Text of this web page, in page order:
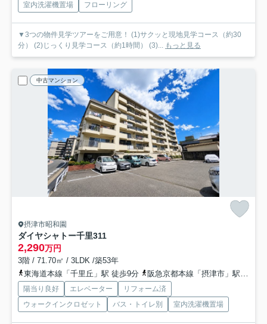
室内洗濯機置場
フローリング
▼3つの物件見学ツアーをご用意！ (1)サクッと現地見学コース（約30
分） (2)じっくり見学コース（約1時間） (3)... もっと見る
中古マンション
摂津市昭和園
ダイヤシャトー千里311
2,290万円
3階 / 71.70㎡ / 3LDK /築53年
東海道本線「千里丘」駅 徒歩9分
阪急京都本線「摂津市」駅 徒歩9分
陽当り良好 エレベーター
リフォーム済
ウォークインクロゼット
バス・トイレ別 室内洗濯機置場